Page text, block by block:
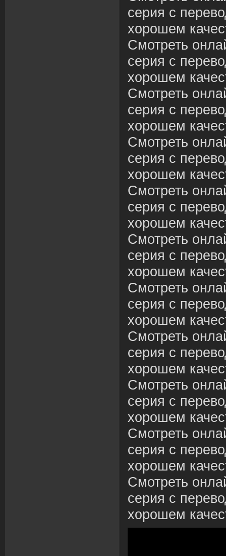
серия с
хорошем
Смотреть
серия с
хорошем
Смотреть
серия с
хорошем
Смотреть
серия с
хорошем
Смотреть
серия с
хорошем
Смотреть
серия с
хорошем
Смотреть
серия с
хорошем
Смотреть
серия с
хорошем
Смотреть
серия с
хорошем
Смотреть
серия с
хорошем
Смотреть
серия с
хорошем